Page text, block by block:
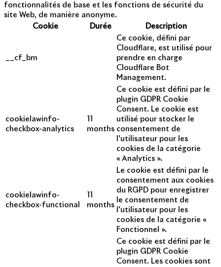
fonctionnalités de base et les fonctions de sécurité du
site Web, de manière anonyme.
Cookie
Durée Description
__cf_bm
Ce cookie, défini par
Cloudflare, est utilisé pour
prendre en charge
Cloudflare Bot
Management.
cookielawinfo-
checkbox-analytics
months
Ce cookie est défini par le
plugin GDPR Cookie
Consent. Le cookie est
utilisé pour stocker le
consentement de
l'utilisateur pour les
cookies de la catégorie
« Analytics ».
cookielawinfo-
checkbox-functional
months
Le cookie est défini par le
consentement aux cookies
du RGPD pour enregistrer
le consentement de
l'utilisateur pour les
cookies de la catégorie «
Fonctionnel ».
Ce cookie est défini par le
plugin GDPR Cookie
Consent. Les cookies sont